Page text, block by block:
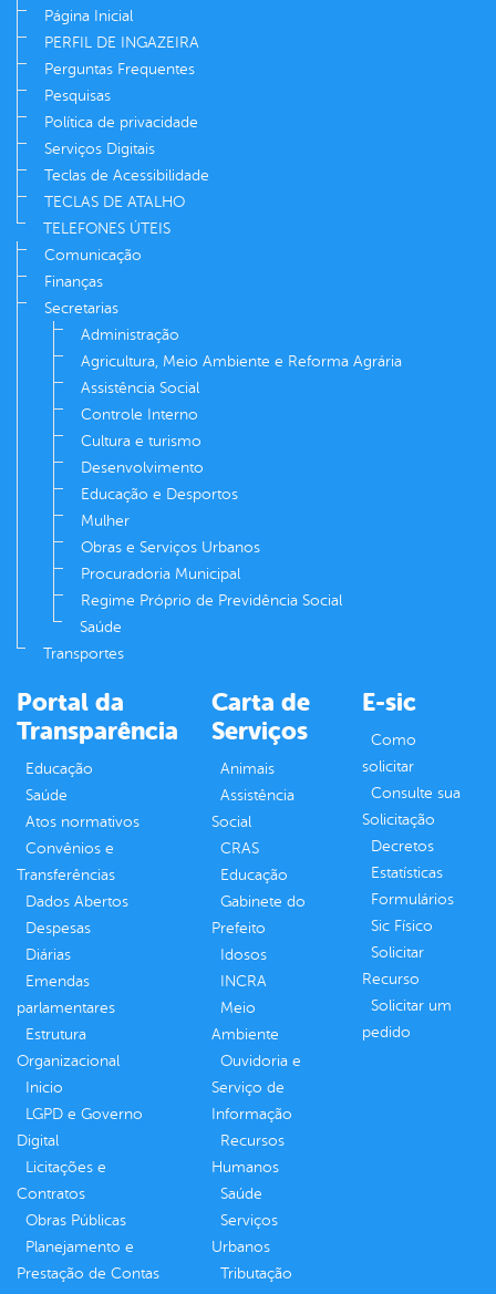
Página Inicial
PERFIL DE INGAZEIRA
Perguntas Frequentes
Pesquisas
Política de privacidade
Serviços Digitais
Teclas de Acessibilidade
TECLAS DE ATALHO
TELEFONES ÚTEIS
Comunicação
Finanças
Secretarias
Administração
Agricultura, Meio Ambiente e Reforma Agrária
Assistência Social
Controle Interno
Cultura e turismo
Desenvolvimento
Educação e Desportos
Mulher
Obras e Serviços Urbanos
Procuradoria Municipal
Regime Próprio de Previdência Social
Saúde
Transportes
Portal da
Transparência
Educação
Saúde
Atos normativos
Convênios e
Transferências
Dados Abertos
Despesas
Diárias
Emendas
parlamentares
Estrutura
Organizacional
Inicio
LGPD e Governo
Digital
Licitações e
Contratos
Obras Públicas
Planejamento e
Prestação de Contas
Carta de
Serviços
Animais
Assistência
Social
CRAS
Educação
Gabinete do
Prefeito
Idosos
INCRA
Meio
Ambiente
Ouvidoria e
Serviço de
Informação
Recursos
Humanos
Saúde
Serviços
Urbanos
Tributação
E-sic
Como
solicitar
Consulte sua
Solicitação
Decretos
Estatísticas
Formulários
Sic Físico
Solicitar
Recurso
Solicitar um
pedido